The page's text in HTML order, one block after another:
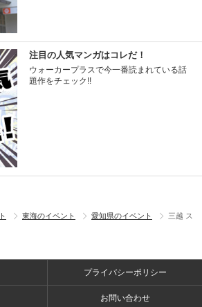
注目の人気マンガはコレだ！
ウォーカープラスで今一番読まれている話
題作をチェック!!
東海のイベント 愛知県のイベント
三越 ス
プライバシーポリシー
お問い合わせ